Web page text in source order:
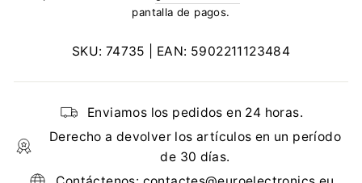
pantalla de pagos.
SKU: 74735 | EAN: 5902211123484
Enviamos los pedidos en 24 horas.
Derecho a devolver los artículos en un período
de 30 días.